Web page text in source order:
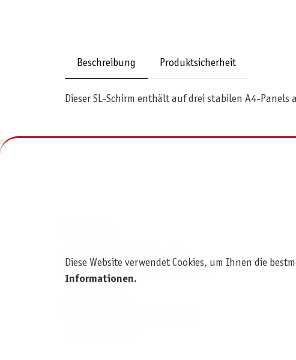
Beschreibung Produktsicherheit
Dieser SL-Schirm enthält auf drei stabilen A4-
Medienvertriebsgesellschaft mbH
Diese Website verwendet Cookies, um Ihnen die
Informationen.